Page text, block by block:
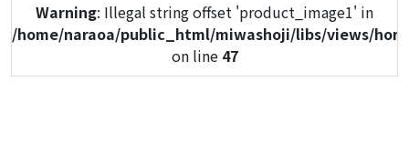
Warning: Illegal string offset 'product_image1' in
/home/naraoa/public_html/miwashoji/libs/views/
on line 47